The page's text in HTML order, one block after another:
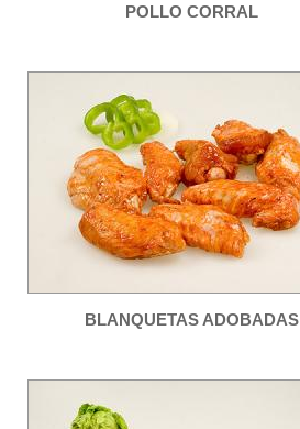
POLLO CORRAL
BLANQUETAS ADOBADAS